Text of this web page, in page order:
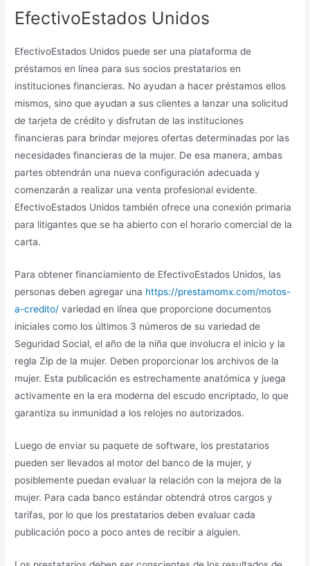
EfectivoEstados Unidos
EfectivoEstados Unidos puede ser una plataforma de
préstamos en línea para sus socios prestatarios en
instituciones financieras. No ayudan a hacer préstamos ellos
mismos, sino que ayudan a sus clientes a lanzar una solicitud
de tarjeta de crédito y disfrutan de las instituciones
financieras para brindar mejores ofertas determinadas por las
necesidades financieras de la mujer. De esa manera, ambas
partes obtendrán una nueva configuración adecuada y
comenzarán a realizar una venta profesional evidente.
EfectivoEstados Unidos también ofrece una conexión primaria
para litigantes que se ha abierto con el horario comercial de la
carta.
Para obtener financiamiento de EfectivoEstados Unidos, las
personas deben agregar una https://prestamomx.com/motos-
a-credito/ variedad en línea que proporcione documentos
iniciales como los últimos 3 números de su variedad de
Seguridad Social, el año de la niña que involucra el inicio y la
regla Zip de la mujer. Deben proporcionar los archivos de la
mujer. Esta publicación es estrechamente anatómica y juega
activamente en la era moderna del escudo encriptado, lo que
garantiza su inmunidad a los relojes no autorizados.
Luego de enviar su paquete de software, los prestatarios
pueden ser llevados al motor del banco de la mujer, y
posiblemente puedan evaluar la relación con la mejora de la
mujer. Para cada banco estándar obtendrá otros cargos y
tarifas, por lo que los prestatarios deben evaluar cada
publicación poco a poco antes de recibir a alguien.